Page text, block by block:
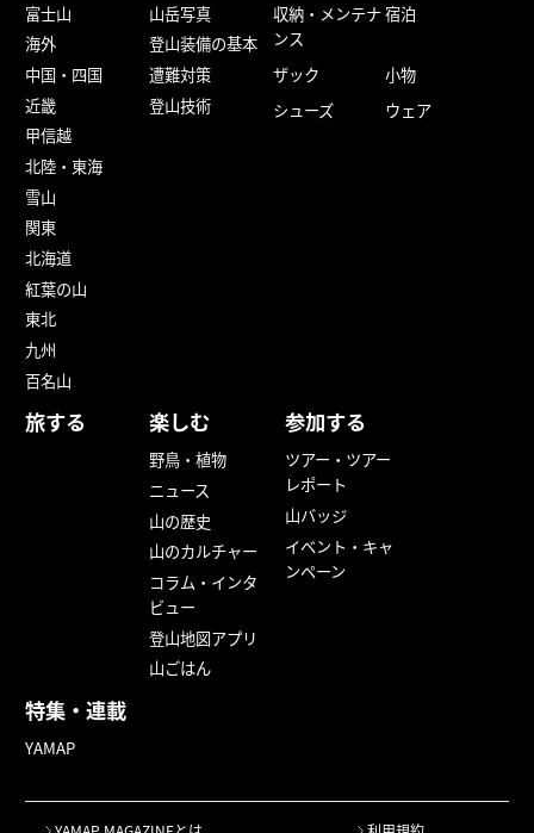
富士山
海外
中国・四国
近畿
甲信越
北陸・東海
雪山
関東
北海道
紅葉の山
東北
九州
百名山
山岳写真
登山装備の基本
遭難対策
登山技術
収納・メンテナ
ンス
宿泊
ザック
小物
シューズ
ウェア
旅する 楽しむ
野鳥・植物
ニュース
山の歴史
山のカルチャー
コラム・インタ
ビュー
登山地図アプリ
山ごはん
参加する
ツアー・ツアー
レポート
山バッジ
イベント・キャ
ンペーン
特集・連載
YAMAP